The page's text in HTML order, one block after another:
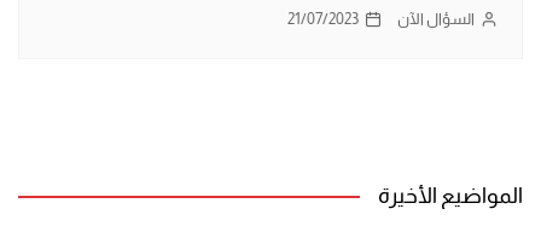
السؤال الآن 21/07/2023
المواضيع الأخيرة